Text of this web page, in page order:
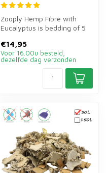
Zooply Hemp Fibre with
Eucalyptus is bedding of 5
h...
€14,95
Voor 16.00u besteld,
dezelfde dag verzonden